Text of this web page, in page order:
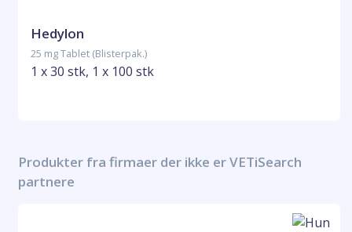
Hedylon
25 mg Tablet (Blisterpak.)
1 x 30 stk, 1 x 100 stk
Produkter fra firmaer der ikke er VETiSearch
partnere